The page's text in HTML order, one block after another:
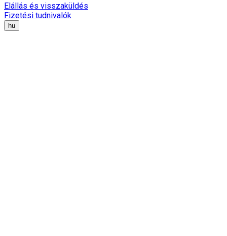
Elállás és visszaküldés
Fizetési tudnivalók
hu